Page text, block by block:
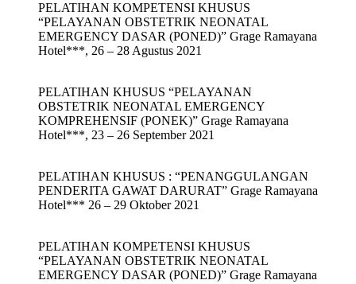
PELATIHAN KOMPETENSI KHUSUS
“PELAYANAN OBSTETRIK NEONATAL
EMERGENCY DASAR (PONED)” Grage Ramayana
Hotel***, 26 – 28 Agustus 2021
PELATIHAN KHUSUS “PELAYANAN
OBSTETRIK NEONATAL EMERGENCY
KOMPREHENSIF (PONEK)” Grage Ramayana
Hotel***, 23 – 26 September 2021
PELATIHAN KHUSUS : “PENANGGULANGAN
PENDERITA GAWAT DARURAT” Grage Ramayana
Hotel*** 26 – 29 Oktober 2021
PELATIHAN KOMPETENSI KHUSUS
“PELAYANAN OBSTETRIK NEONATAL
EMERGENCY DASAR (PONED)” Grage Ramayana